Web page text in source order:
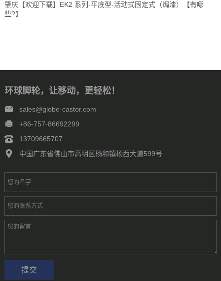
肇庆【欢迎下载】EK2 系列-平底型-活动式固定式（焗漆）【有哪
些?】
环球脚轮，让移动，更轻松！
sales@globe-castor.com
+86-757-86692299
13709665707
中国广东省佛山市高明区杨和镇杨西大道599号